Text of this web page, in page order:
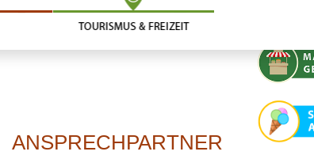
ANSPRECHPARTNER